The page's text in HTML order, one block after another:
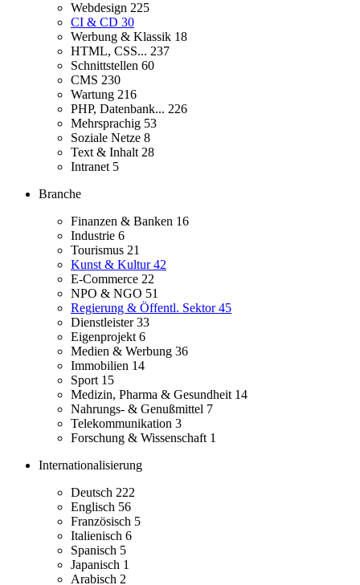
Webdesign 225
CI & CD 30
Werbung & Klassik 18
HTML, CSS... 237
Schnittstellen 60
CMS 230
Wartung 216
PHP, Datenbank... 226
Mehrsprachig 53
Soziale Netze 8
Text & Inhalt 28
Intranet 5
Branche
Finanzen & Banken 16
Industrie 6
Tourismus 21
Kunst & Kultur42
E-Commerce 22
NPO & NGO 51
Regierung & Öffentl. Sektor45
Dienstleister33
Eigenprojekt 6
Medien & Werbung 36
Immobilien 14
Sport 15
Medizin, Pharma & Gesundheit 14
Nahrungs- & Genußmittel 7
Telekommunikation 3
Forschung & Wissenschaft 1
Internationalisierung
Deutsch 222
Englisch 56
Französisch 5
Italienisch 6
Spanisch 5
Japanisch 1
Arabisch 2